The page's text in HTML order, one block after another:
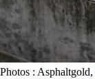
Photos : Asphaltgold,